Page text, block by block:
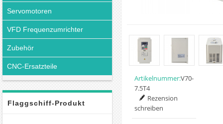
Servomotoren
VFD Frequenzumrichter
Zubehör
CNC-Ersatzteile
Flaggschiff-Produkt
Artikelnummer:V70-
7.5T4
Rezension
schreiben